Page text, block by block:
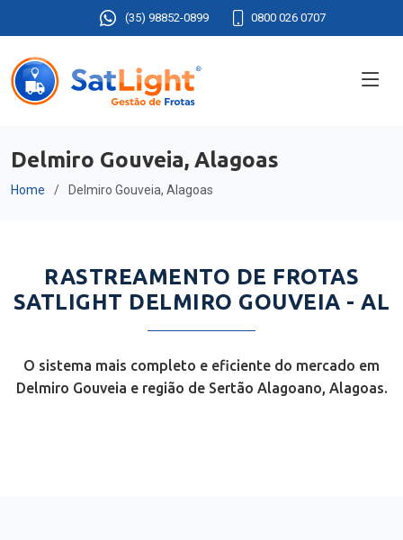
(35) 98852-0899 0800 026 0707
Delmiro Gouveia, Alagoas
Home Delmiro Gouveia, Alagoas
RASTREAMENTO DE FROTAS
SATLIGHT DELMIRO GOUVEIA - AL
O sistema mais completo e eficiente do mercado em
Delmiro Gouveia e região de Sertão Alagoano, Alagoas.